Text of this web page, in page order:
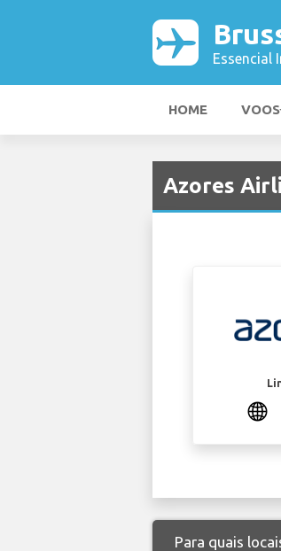
Essencial
HOME VOOS
Azores
Para quais